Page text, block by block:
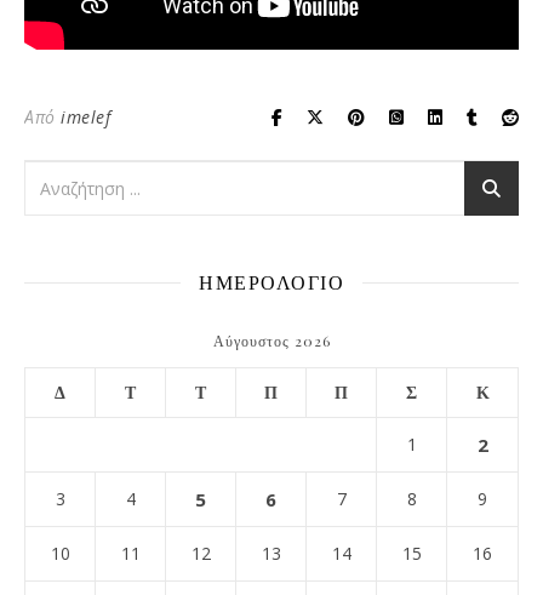
Από imelef
ΗΜΕΡΟΛΟΓΙΟ
Αύγουστος 2026
Δ Τ Τ Π Π Σ Κ
1 2
3 4 5 6 7 8 9
10 11 12 13 14 15 16